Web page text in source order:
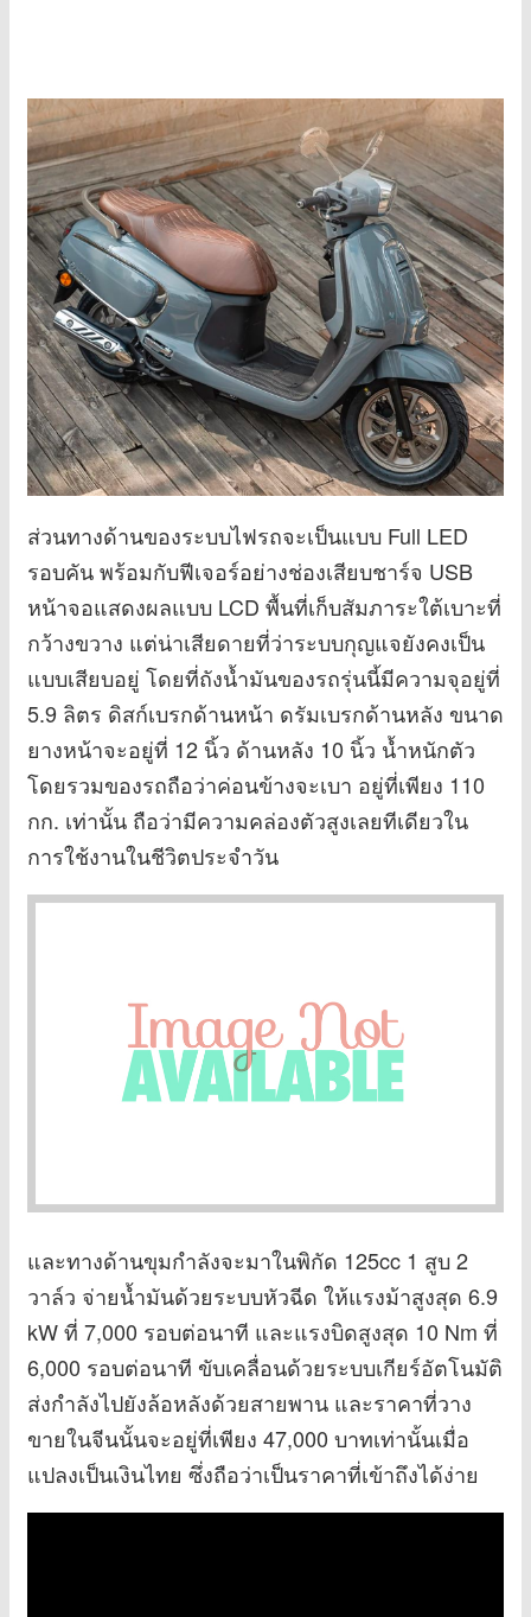
ส่วนทางด้านของระบบไฟรถจะเป็นแบบ Full LED
รอบคัน พร้อมกับฟีเจอร์อย่างช่องเสียบชาร์จ USB
หน้าจอแสดงผลแบบ LCD พื้นที่เก็บสัมภาระใต้เบาะที่
กว้างขวาง แต่น่าเสียดายที่ว่าระบบกุญแจยังคงเป็น
แบบเสียบอยู่ โดยที่ถังน้ำมันของรถรุ่นนี้มีความจุอยู่ที่
5.9 ลิตร ดิสก์เบรกด้านหน้า ดรัมเบรกด้านหลัง ขนาด
ยางหน้าจะอยู่ที่ 12 นิ้ว ด้านหลัง 10 นิ้ว น้ำหนักตัว
โดยรวมของรถถือว่าค่อนข้างจะเบา อยู่ที่เพียง 110
กก. เท่านั้น ถือว่ามีความคล่องตัวสูงเลยทีเดียวใน
การใช้งานในชีวิตประจำวัน
และทางด้านขุมกำลังจะมาในพิกัด 125cc 1 สูบ 2
วาล์ว จ่ายน้ำมันด้วยระบบหัวฉีด ให้แรงม้าสูงสุด 6.9
kW ที่ 7,000 รอบต่อนาที และแรงบิดสูงสุด 10 Nm ที่
6,000 รอบต่อนาที ขับเคลื่อนด้วยระบบเกียร์อัตโนมัติ
ส่งกำลังไปยังล้อหลังด้วยสายพาน และราคาที่วาง
ขายในจีนนั้นจะอยู่ที่เพียง 47,000 บาทเท่านั้นเมื่อ
แปลงเป็นเงินไทย ซึ่งถือว่าเป็นราคาที่เข้าถึงได้ง่าย